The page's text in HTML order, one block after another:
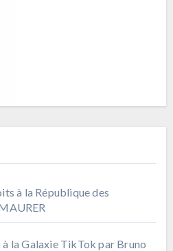
à la République des
la Galaxie TikTok par Bruno